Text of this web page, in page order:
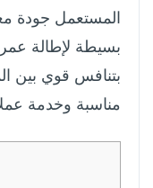
المستعمل جودة
بسيطة لإطالة
بتنافس قوي بين
مناسبة وخدمة